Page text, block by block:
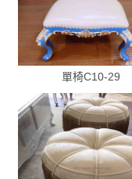
單椅C10-29